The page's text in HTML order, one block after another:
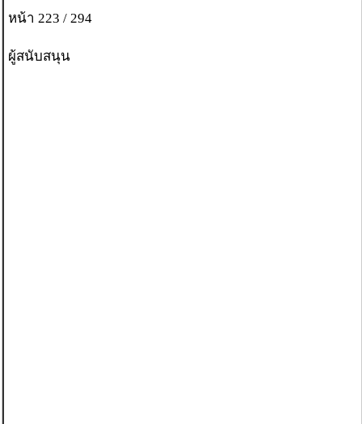
หน้า 223 / 294
ผู้สนับสนุน